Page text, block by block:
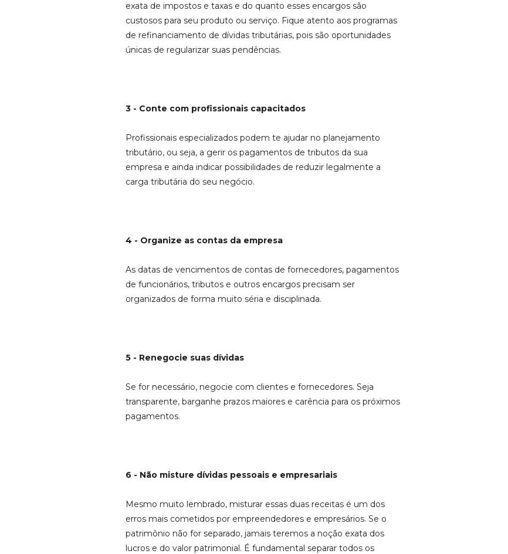
exata de impostos e taxas e do quanto esses encargos são
custosos para seu produto ou serviço. Fique atento aos programas
de refinanciamento de dívidas tributárias, pois são oportunidades
únicas de regularizar suas pendências.
3 - Conte com profissionais capacitados
Profissionais especializados podem te ajudar no planejamento
tributário, ou seja, a gerir os pagamentos de tributos da sua
empresa e ainda indicar possibilidades de reduzir legalmente a
carga tributária do seu negócio.
4 - Organize as contas da empresa
As datas de vencimentos de contas de fornecedores, pagamentos
de funcionários, tributos e outros encargos precisam ser
organizados de forma muito séria e disciplinada.
5 - Renegocie suas dívidas
Se for necessário, negocie com clientes e fornecedores. Seja
transparente, barganhe prazos maiores e carência para os próximos
pagamentos.
6 - Não misture dívidas pessoais e empresariais
Mesmo muito lembrado, misturar essas duas receitas é um dos
erros mais cometidos por empreendedores e empresários. Se o
patrimônio não for separado, jamais teremos a noção exata dos
lucros e do valor patrimonial. É fundamental separar todos os